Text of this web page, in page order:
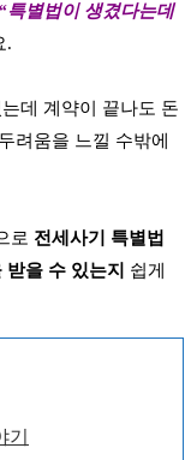
“특별법이 생겼다는데
.
데 계약이 끝나도 돈
려움을 느낄 수밖에
로 전세사기 특별법
을 수 있는지
쉽게